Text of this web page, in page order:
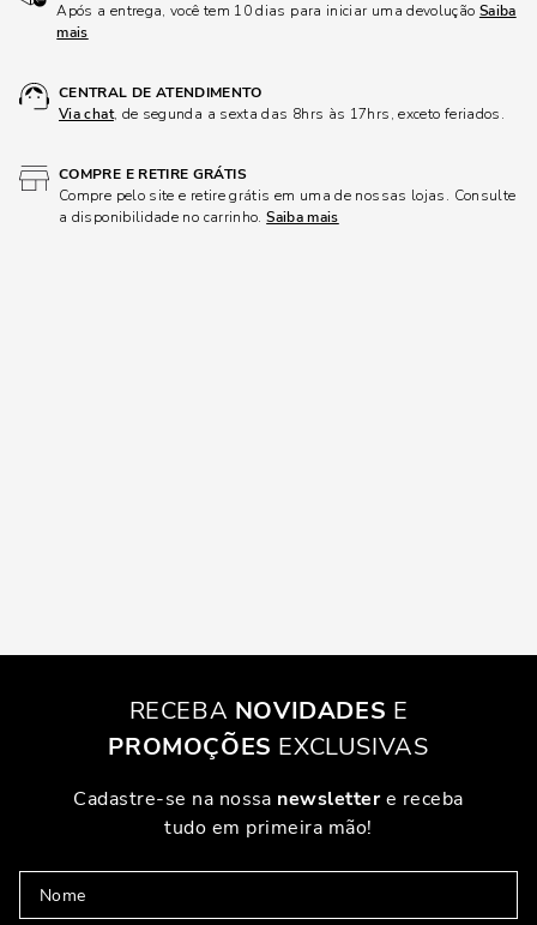
Após a entrega, você tem 10 dias para iniciar uma devolução Saiba
mais
CENTRAL DE ATENDIMENTO
Via chat, de segunda a sexta das 8hrs às 17hrs, exceto feriados.
COMPRE E RETIRE GRÁTIS
Compre pelo site e retire grátis em uma de nossas lojas. Consulte
a disponibilidade no carrinho.Saiba mais
RECEBA NOVIDADES E
PROMOÇÕES EXCLUSIVAS
Cadastre-se na nossa newslettere receba
tudo em primeira mão!